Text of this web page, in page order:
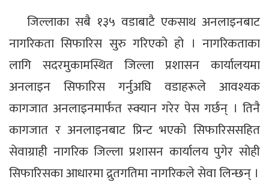
जिल्लाका सबै १३५ वडाबाटै एकसाथ अनलाइनबाट
नागरिकता सिफारिस सुरु गरिएको हो । नागरिकताका
लागि सदरमुकामस्थित जिल्ला प्रशासन कार्यालयमा
अनलाइन सिफारिस गर्नुअघि वडाहरूले आवश्यक
कागजात अनलाइनमार्फत स्क्यान गरेर पेस गर्छन् । तिनै
कागजात र अनलाइनबाट प्रिन्ट भएको सिफारिससहित
सेवाग्राही नागरिक जिल्ला प्रशासन कार्यालय पुगेर सोही
सिफारिसका आधारमा द्रुतगतिमा नागरिकले सेवा लिन्छन् ।